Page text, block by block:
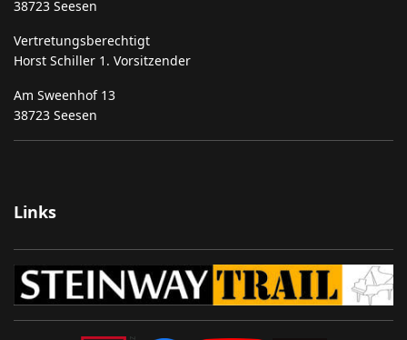
38723 Seesen
Vertretungsberechtigt
Horst Schiller 1. Vorsitzender
Am Sweenhof 13
38723 Seesen
Links